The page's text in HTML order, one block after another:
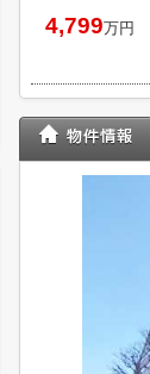
4,799万円